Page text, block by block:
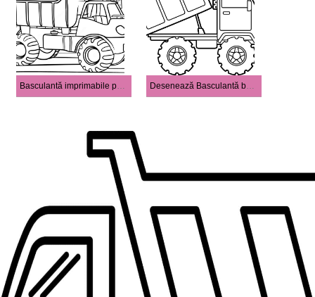
Basculantă imprimabile pentru copii Desenează Basculantă bazic